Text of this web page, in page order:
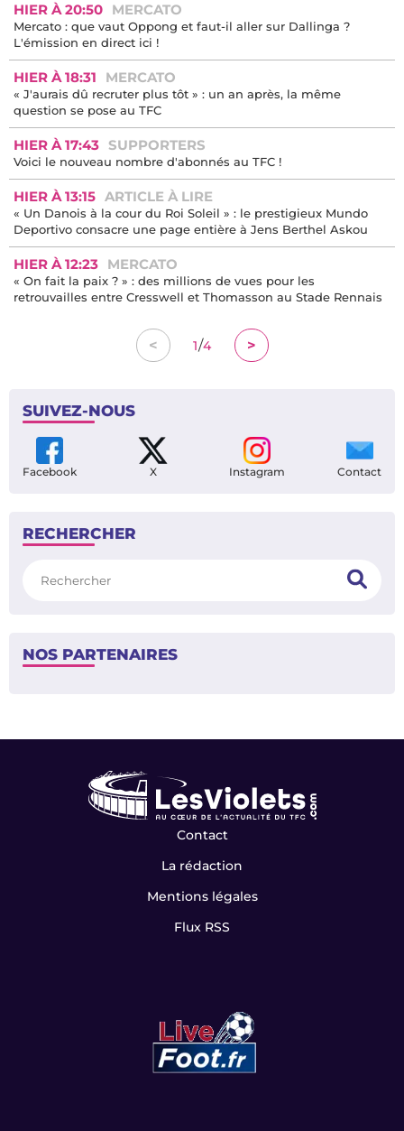
HIER À 20:50 MERCATO
Mercato : que vaut Oppong et faut-il aller sur Dallinga ?
L'émission en direct ici !
HIER À 18:31 MERCATO
« J'aurais dû recruter plus tôt » : un an après, la même
question se pose au TFC
HIER À 17:43 SUPPORTERS
Voici le nouveau nombre d'abonnés au TFC !
HIER À 13:15 ARTICLE À LIRE
« Un Danois à la cour du Roi Soleil » : le prestigieux Mundo
Deportivo consacre une page entière à Jens Berthel Askou
HIER À 12:23 MERCATO
« On fait la paix ? » : des millions de vues pour les
retrouvailles entre Cresswell et Thomasson au Stade Rennais
< 1/4 >
SUIVEZ-NOUS
Facebook X Instagram Contact
RECHERCHER
NOS PARTENAIRES
Contact
La rédaction
Mentions légales
Flux RSS